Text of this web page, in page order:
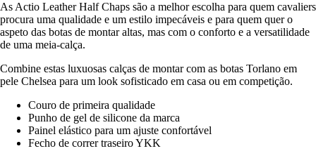
As Actio Leather Half Chaps são a melhor escolha para quem cavaliers
procura uma qualidade e um estilo impecáveis e para quem quer o
aspeto das botas de montar altas, mas com o conforto e a versatilidade
de uma meia-calça.
Combine estas luxuosas calças de montar com as botas Torlano em
pele Chelsea para um look sofisticado em casa ou em competição.
Couro de primeira qualidade
Punho de gel de silicone da marca
Painel elástico para um ajuste confortável
Fecho de correr traseiro YKK